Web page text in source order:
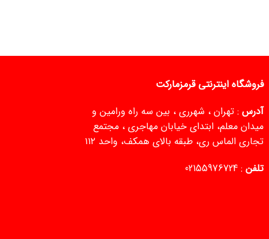
فروشگاه اینترنتی قرمزمارکت
آدرس : تهران ، شهرری ، بین سه راه ورامین و
میدان معلم، ابتدای خیابان مهاجری ، مجتمع
تجاری الماس ری، طبقه بالای همکف، واحد ۱۱۲
تلفن :
02155976724